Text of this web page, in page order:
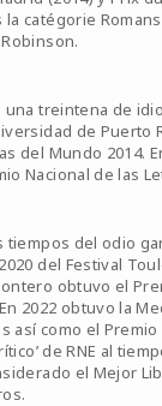
la catégorie
una treintena de
de Puerto
del Mundo 2014.
Nacional de las
tiempos del odio
del Festival
obtuvo el
2022 obtuvo la
así como el Premio
de RNE al
el Mejor